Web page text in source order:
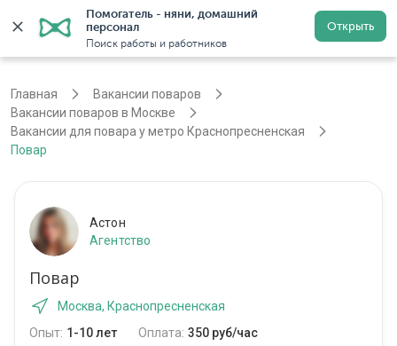
Помогатель - няни, домашний
персонал
Поиск работы и работников
Открыть
Регистрация
Главная
Вакансии поваров
Вакансии поваров в Москве
Вакансии для повара у метро Краснопресненская
Повар
Астон
Агентство
Повар
Москва, Краснопресненская
Опыт: 1-10 лет Оплата: 350 руб/час